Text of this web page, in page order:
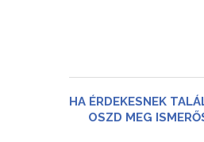
HA ÉRDEKESNEK
OSZD MEG